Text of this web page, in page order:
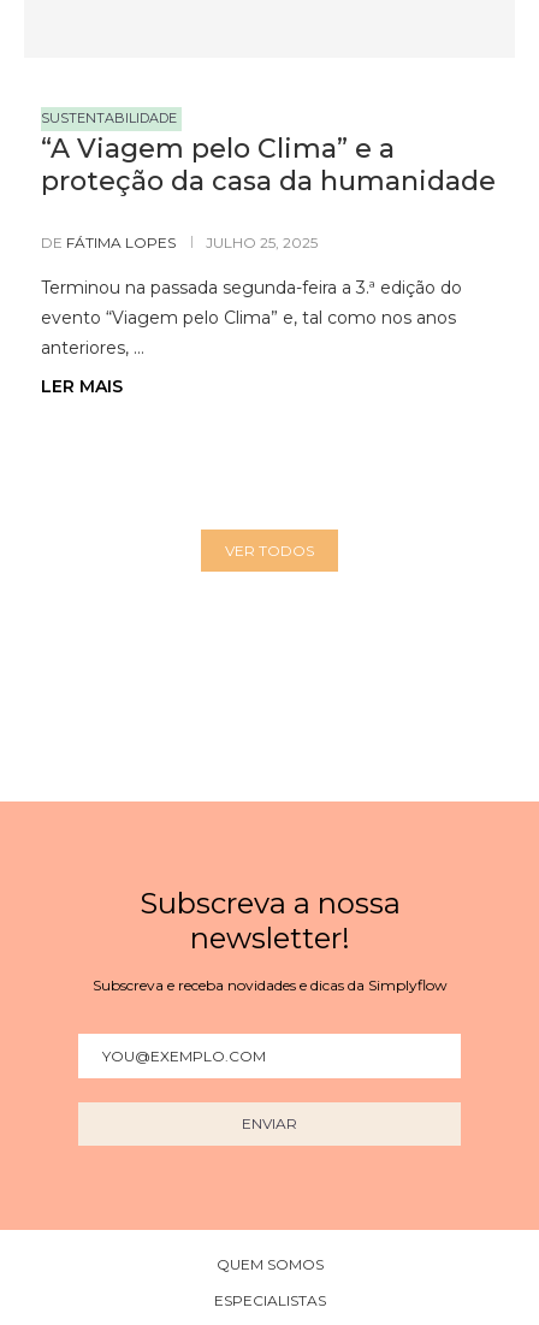
SUSTENTABILIDADE
“A Viagem pelo Clima” e a
proteção da casa da humanidade
DE FÁTIMA LOPES JULHO 25, 2025
Terminou na passada segunda-feira a 3.ª edição do
evento “Viagem pelo Clima” e, tal como nos anos
anteriores, …
LER MAIS
VER TODOS
Subscreva a nossa
newsletter!
Subscreva e receba novidades e dicas da Simplyflow
QUEM SOMOS
ESPECIALISTAS